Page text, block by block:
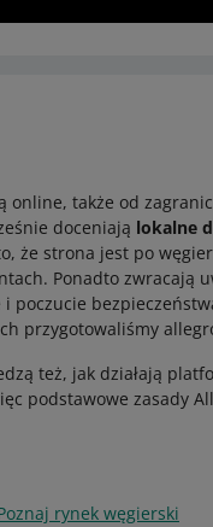
online, także od
doceniają lokalne
że strona jest po
Ponadto zwracają
poczucie
przygotowaliśmy
też, jak działają
podstawowe zasady
rynek węgierski